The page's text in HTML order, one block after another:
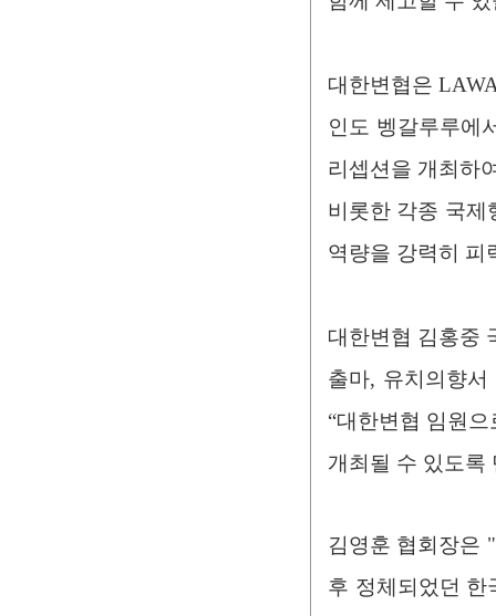
대한변협은
인도 벵갈루루에
리셉션을 개최하
비롯한 각종 국제
역량을 강력히 피
대한변협 김홍중
출마, 유치의향
“대한변협 임원
개최될 수 있도록
김영훈 협회장은
후 정체되었던